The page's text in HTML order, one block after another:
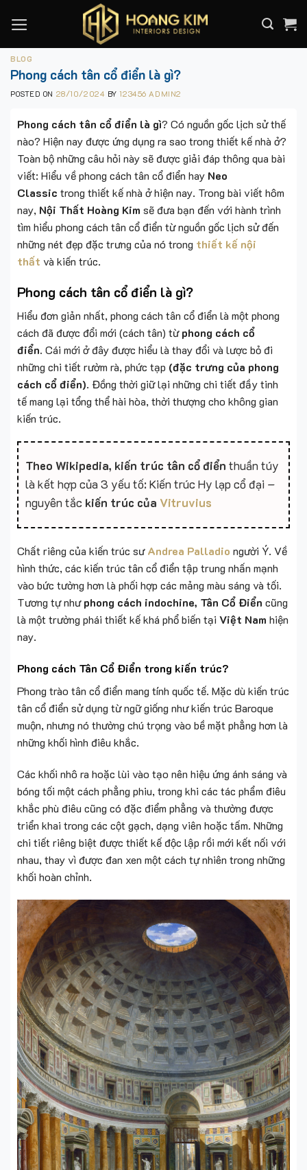
BLOG
Phong cách tân cổ điển là gì?
POSTED ON 28/10/2024 BY123456 ADMIN2
Phong cách tân cổ điển là gì? Có nguồn gốc lịch sử thế
nào? Hiện nay được ứng dụng ra sao trong thiết kế nhà ở?
Toàn bộ những câu hỏi này sẽ được giải đáp thông qua bài
viết: Hiểu về phong cách tân cổ điển hay Neo
Classic trong thiết kế nhà ở hiện nay. Trong bài viết hôm
nay, Nội Thất Hoàng Kim sẽ đưa bạn đến với hành trình
tìm hiểu phong cách tân cổ điển từ nguồn gốc lịch sử đến
những nét đẹp đặc trưng của nó trong thiết kế nội
thất và kiến trúc.
Phong cách tân cổ điển là gì?
Hiểu đơn giản nhất, phong cách tân cổ điển là một phong
cách đã được đổi mới (cách tân) từphong cách cổ
điển. Cái mới ở đây được hiểu là thay đổi và lược bỏ đi
những chi tiết rườm rà, phức tạp (đặc trưng của phong
cách cổ điển). Đồng thời giữ lại những chi tiết đầy tinh
tế mang lại tổng thể hài hòa, thời thượng cho không gian
kiến trúc.
Theo Wikipedia, kiến trúc tân cổ điển thuần túy
là kết hợp của 3 yếu tố: Kiến trúc Hy lạp cổ đại –
nguyên tắc kiến trúc của Vitruvius
Chất riêng của kiến trúc sưAndrea Palladio người Ý. Về
hình thức, các kiến trúc tân cổ điển tập trung nhấn mạnh
vào bức tường hơn là phối hợp các mảng màu sáng và tối.
Tương tự nhưphong cách indochine, Tân Cổ Điển cũng
là một trường phái thiết kế khá phổ biến tại Việt Nam hiện
nay.
Phong cách Tân Cổ Điển trong kiến trúc?
Phong trào tân cổ điển mang tính quốc tế. Mặc dù kiến trúc
tân cổ điển sử dụng từ ngữ giống như kiến trúc Baroque
muộn, nhưng nó thường chú trọng vào bề mặt phẳng hơn là
những khối hình điêu khắc.
Các khối nhô ra hoặc lùi vào tạo nên hiệu ứng ánh sáng và
bóng tối một cách phẳng phiu, trong khi các tác phẩm điêu
khắc phù điêu cũng có đặc điểm phẳng và thường được
triển khai trong các cột gạch, dạng viên hoặc tấm. Những
chi tiết riêng biệt được thiết kế độc lập rồi mới kết nối với
nhau, thay vì được đan xen một cách tự nhiên trong những
khối hoàn chỉnh.